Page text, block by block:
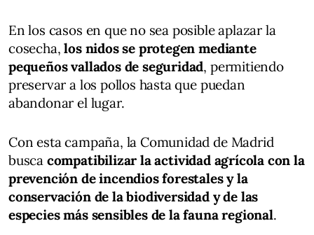
En los casos en que no sea posible aplazar la
cosecha,los nidos se protegen mediante
pequeños vallados de seguridad, permitiendo
preservar a los pollos hasta que puedan
abandonar el lugar.
Con esta campaña, la Comunidad de Madrid
busca compatibilizar la actividad agrícola con la
prevención de incendios forestales y la
conservación de la biodiversidad y de las
especies más sensibles de la fauna regional.